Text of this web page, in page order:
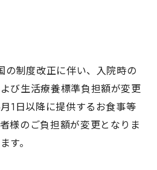
の制度改正に伴い、入院時の
び生活療養標準負担額が変更
1日以降に提供するお食事等
様のご負担額が変更となりま
す。